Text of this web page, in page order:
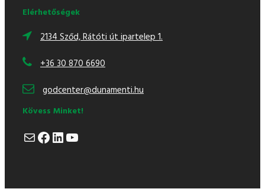
Elérhetőségek
2134 Sződ, Rátóti út ipartelep 1.
+36 30 870 6690
godcenter@dunamenti.hu
Kövess Minket!
MailFacebook
LinkedIn
YouTube